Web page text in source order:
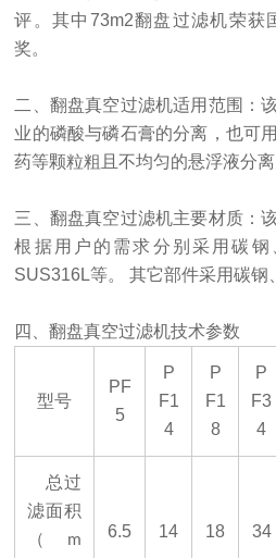
评。其中73m2翻盘过滤机荣获
奖。
二、翻盘真空过滤机适用范围：
业的磷酸与磷石膏的分离，也可
药等颗粒粗且不均匀的悬浮液分离
三、翻盘真空过滤机主要材质：
根据用户的需求分别采用碳钢
SUS316L等。 其它部件采用碳钢
四、翻盘真空过滤机技术参数
型号
PF
5
P
F1
4
P
F1
8
P
F3
4
总过
滤面积
（ m 6.5 14 18 34